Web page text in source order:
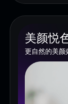
美颜悦
更自然的美颜